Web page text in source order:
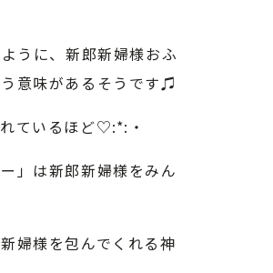
うに、新郎新婦様おふ
意味があるそうです♫
ているほど♡:*:・
」は新郎新婦様をみん
婦様を包んでくれる神